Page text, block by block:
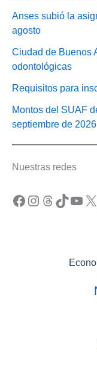
Anses subió la
agosto
Ciudad de Buenos
odontológicas
Requisitos para
Montos del SUAF
septiembre de 2026
Nuestras redes
Facebook Instagram Threads TikTok YouTube X